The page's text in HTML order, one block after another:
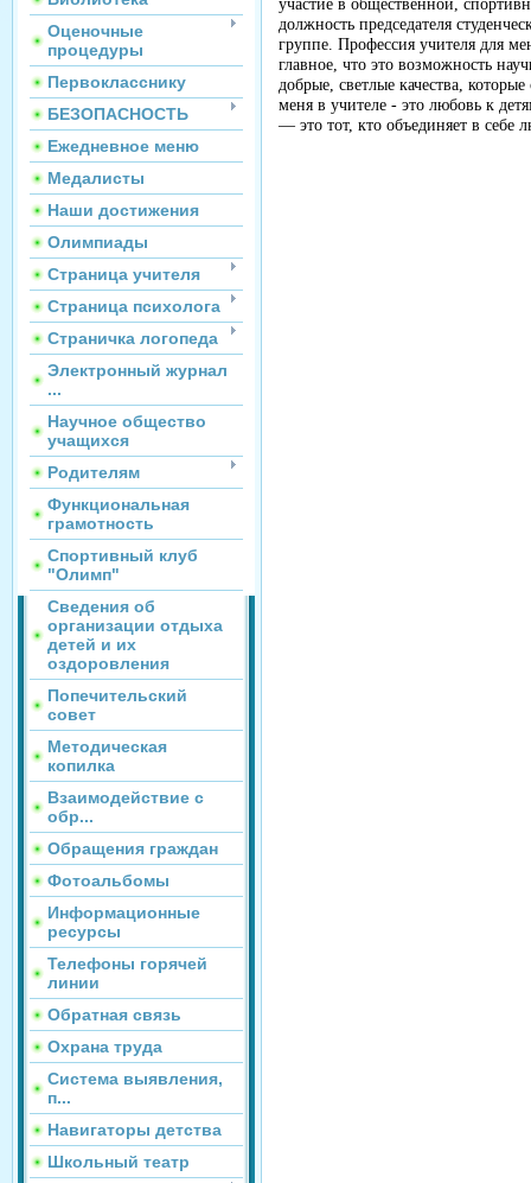
Оценочные
процедуры
Первокласснику
БЕЗОПАСНОСТЬ
Ежедневное меню
Медалисты
Наши достижения
Олимпиады
Страница учителя
Страница психолога
Страничка логопеда
Электронный журнал
...
Научное общество
учащихся
Родителям
Функциональная
грамотность
Спортивный клуб
"Олимп"
Сведения об
организации отдыха
детей и их
оздоровления
Попечительский
совет
Методическая
копилка
Взаимодействие с
обр...
Обращения граждан
Фотоальбомы
Информационные
ресурсы
Телефоны горячей
линии
Обратная связь
Охрана труда
Система выявления,
п...
Навигаторы детства
Школьный театр
участие в общественной,
должность председателя
группе. Профессия учителя для
главное, что это возможность
добрые, светлые качества,
меня в учителе - это любовь к
— это тот, кто объединяет в себе